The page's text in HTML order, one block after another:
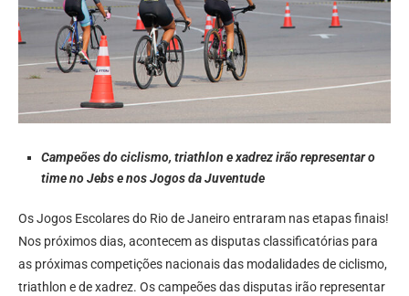
Campeões do ciclismo, triathlon e xadrez irão representar o
time no Jebs e nos Jogos da Juventude
Os Jogos Escolares do Rio de Janeiro entraram nas etapas finais!
Nos próximos dias, acontecem as disputas classificatórias para
as próximas competições nacionais das modalidades de ciclismo,
triathlon e de xadrez. Os campeões das disputas irão representar